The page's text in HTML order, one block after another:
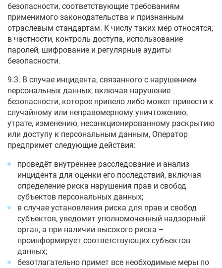
безопасности, соответствующие требованиям
применимого законодательства и признанным
отраслевым стандартам. К числу таких мер относятся,
в частности, контроль доступа, использование
паролей, шифрование и регулярные аудиты
безопасности.
9.3. В случае инцидента, связанного с нарушением
персональных данных, включая нарушение
безопасности, которое привело либо может привести к
случайному или неправомерному уничтожению,
утрате, изменению, несанкционированному раскрытию
или доступу к персональным данным, Оператор
предпримет следующие действия:
проведёт внутреннее расследование и анализ
инцидента для оценки его последствий, включая
определение риска нарушения прав и свобод
субъектов персональных данных;
в случае установления риска для прав и свобод
субъектов, уведомит уполномоченный надзорный
орган, а при наличии высокого риска –
проинформирует соответствующих субъектов
данных;
безотлагательно примет все необходимые меры по